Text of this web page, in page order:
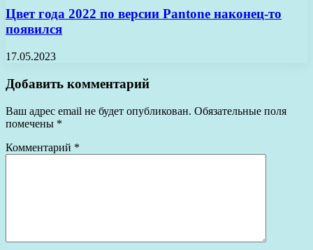
Цвет года 2022 по версии Pantone наконец-то
появился
17.05.2023
Добавить комментарий
Ваш адрес email не будет опубликован. Обязательные поля
помечены *
Комментарий *